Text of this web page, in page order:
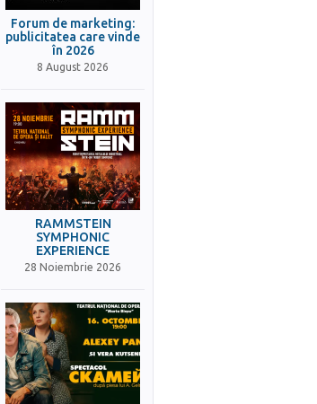
Forum de marketing:
publicitatea care vinde
în 2026
8 August 2026
RAMMSTEIN
SYMPHONIC
EXPERIENCE
28 Noiembrie 2026